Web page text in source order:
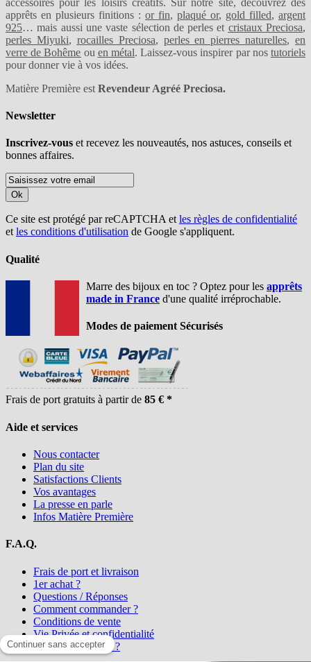
apprêts en plusieurs finitions : or fin, plaqué or, gold filled, argent
925… mais aussi une vaste sélection de perles et cristaux Preciosa,
perles Miyuki, rocailles Preciosa, perles en pierres naturelles, en
verre de Bohême ou en métal. Laissez-vous inspirer par nostutoriels
pour donner vie à vos idées.
Matière Première est Revendeur Agréé Preciosa.
Newsletter
Inscrivez-vous et recevez les nouveautés, nos astuces, conseils et
bonnes affaires.
Ok
Ce site est protégé par reCAPTCHA etles règles de confidentialité
etles conditions d'utilisation de Google s'appliquent.
Qualité
Marre des bijoux en toc ? Optez pour les apprêts
made in France d'une qualité irréprochable.
Modes de paiement Sécurisés
Frais de port gratuits à partir de 85 € *
Aide et services
Nous contacter
Plan du site
Satisfactions Clients
Vos avantages
La presse en parle
Infos Matière Première
F.A.Q.
Frais de port et livraison
1er achat ?
Questions / Réponses
Comment commander ?
Conditions de vente
Vie Privée et confidentialité
Qui sommes-nous ?